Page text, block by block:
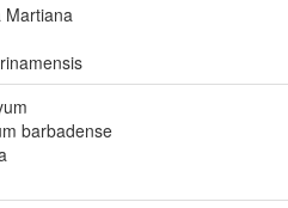
Martiana
barbadense